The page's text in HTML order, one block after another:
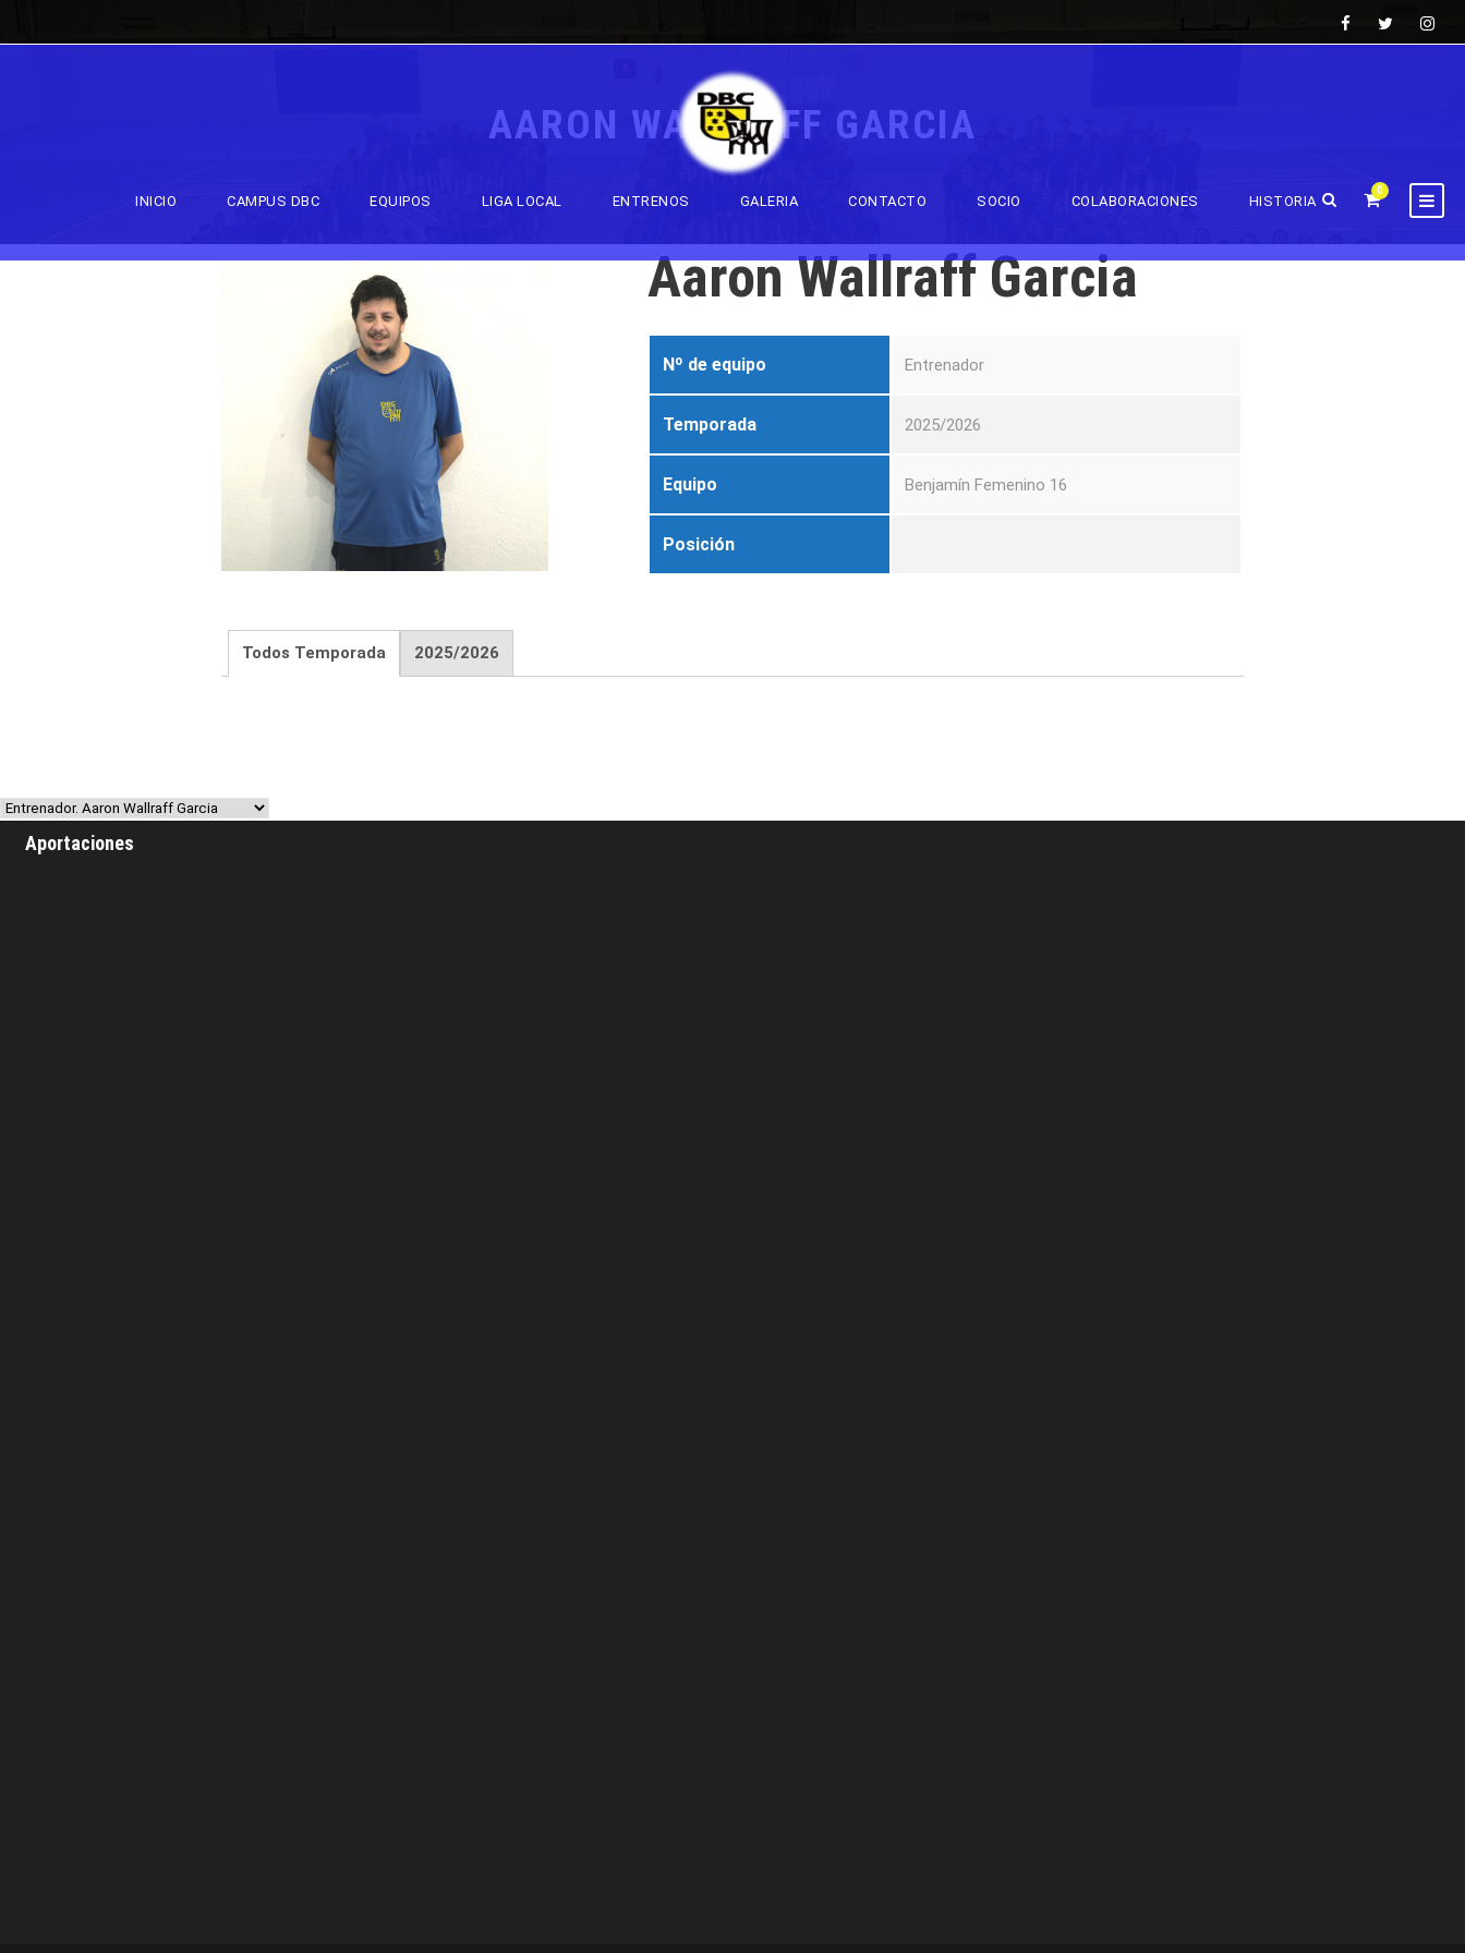
INICIO CAMPUS DBC EQUIPOS LIGA LOCAL ENTRENOS GALERIA CONTACTO SOCIO COLABORACIONES HISTORIA
0
AARON WALLRAFF GARCIA
Aaron Wallraff Garcia
Nº de equipo Entrenador
Temporada 2025/2026
Equipo Benjamín Femenino 16
Posición
Todos Temporada 2025/2026
Aportaciones